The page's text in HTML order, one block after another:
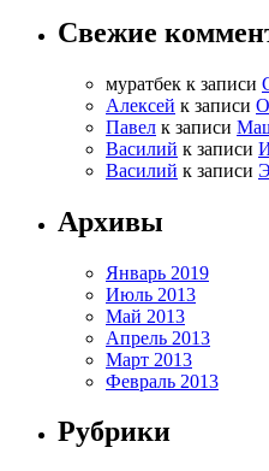
Свежие
муратбек к записи
Алексей к записи
Павел к записи
Василий к записи
Василий к записи
Архивы
Январь 2019
Июль 2013
Май 2013
Апрель 2013
Март 2013
Февраль 2013
Рубрики